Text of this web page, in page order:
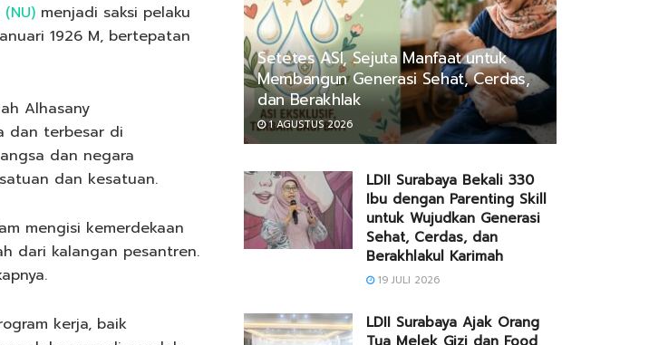
menjadi saksi pelaku
1926 M, bertepatan
Alhasany
dan terbesar di
dan negara
dan kesatuan.
mengisi kemerdekaan
dari kalangan pesantren.
kerja, baik
Setetes ASI, Sejuta Manfaat untuk
Membangun Generasi Sehat, Cerdas,
dan Berakhlak
1 AGUSTUS 2026
LDII Surabaya Bekali 330
Ibu dengan Parenting Skill
untuk Wujudkan Generasi
Sehat, Cerdas, dan
Berakhlakul Karimah
19 JULI 2026
LDII Surabaya Ajak Orang